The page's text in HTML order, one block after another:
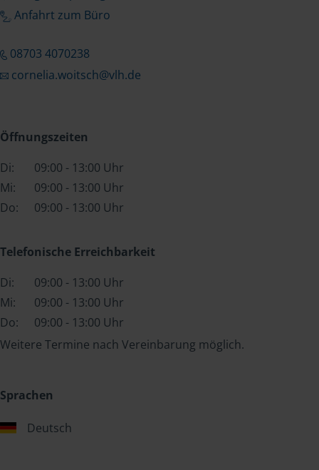
Anfahrt zum Büro
08703 4070238
cornelia.woitsch@vlh.de
Öffnungszeiten
Di:
09:00 - 13:00 Uhr
Mi:
09:00 - 13:00 Uhr
Do:
09:00 - 13:00 Uhr
Telefonische Erreichbarkeit
Di:
09:00 - 13:00 Uhr
Mi:
09:00 - 13:00 Uhr
Do:
09:00 - 13:00 Uhr
Weitere Termine nach Vereinbarung möglich.
Sprachen
Deutsch